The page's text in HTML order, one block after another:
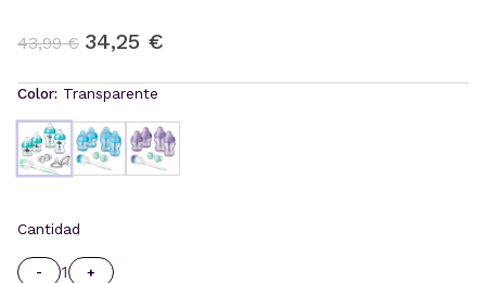
43,99 € 34,25 €
Color: Transparente
Cantidad
- 1 +